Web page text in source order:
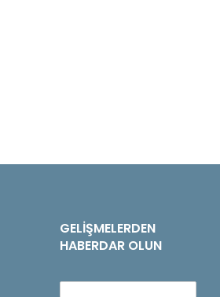
GELIŞMELERDEN
HABERDAR OLUN